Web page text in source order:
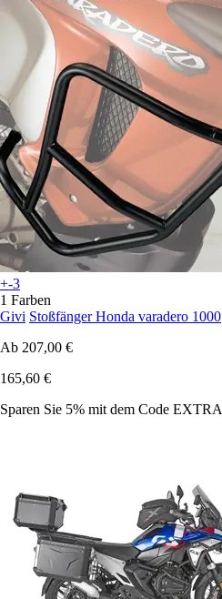
+-3
1 Farben
Givi Stoßfänger Honda varadero 1000
Ab 207,00 €
165,60 €
Sparen Sie 5% mit dem Code EXTRA